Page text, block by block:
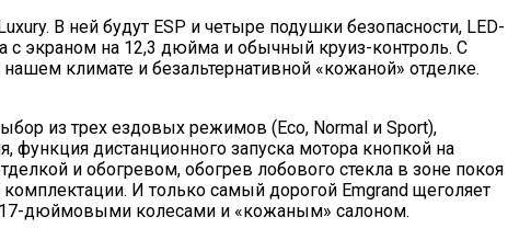
В ней будут ESP и четыре подушки безопасности, LED-
с экраном на 12,3 дюйма и обычный круиз-контроль. С
климате и безальтернативной «кожаной» отделке.
из трех ездовых режимов (Eco, Normal и Sport),
дистанционного запуска мотора кнопкой на
и обогревом, обогрев лобового стекла в зоне покоя
И только самый дорогой Emgrand щеголяет
дюймовыми колесами и «кожаным» салоном.